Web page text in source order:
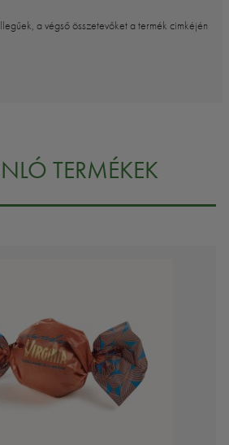
a végső összetevőket a termék cimkéjén
TERMÉKEK